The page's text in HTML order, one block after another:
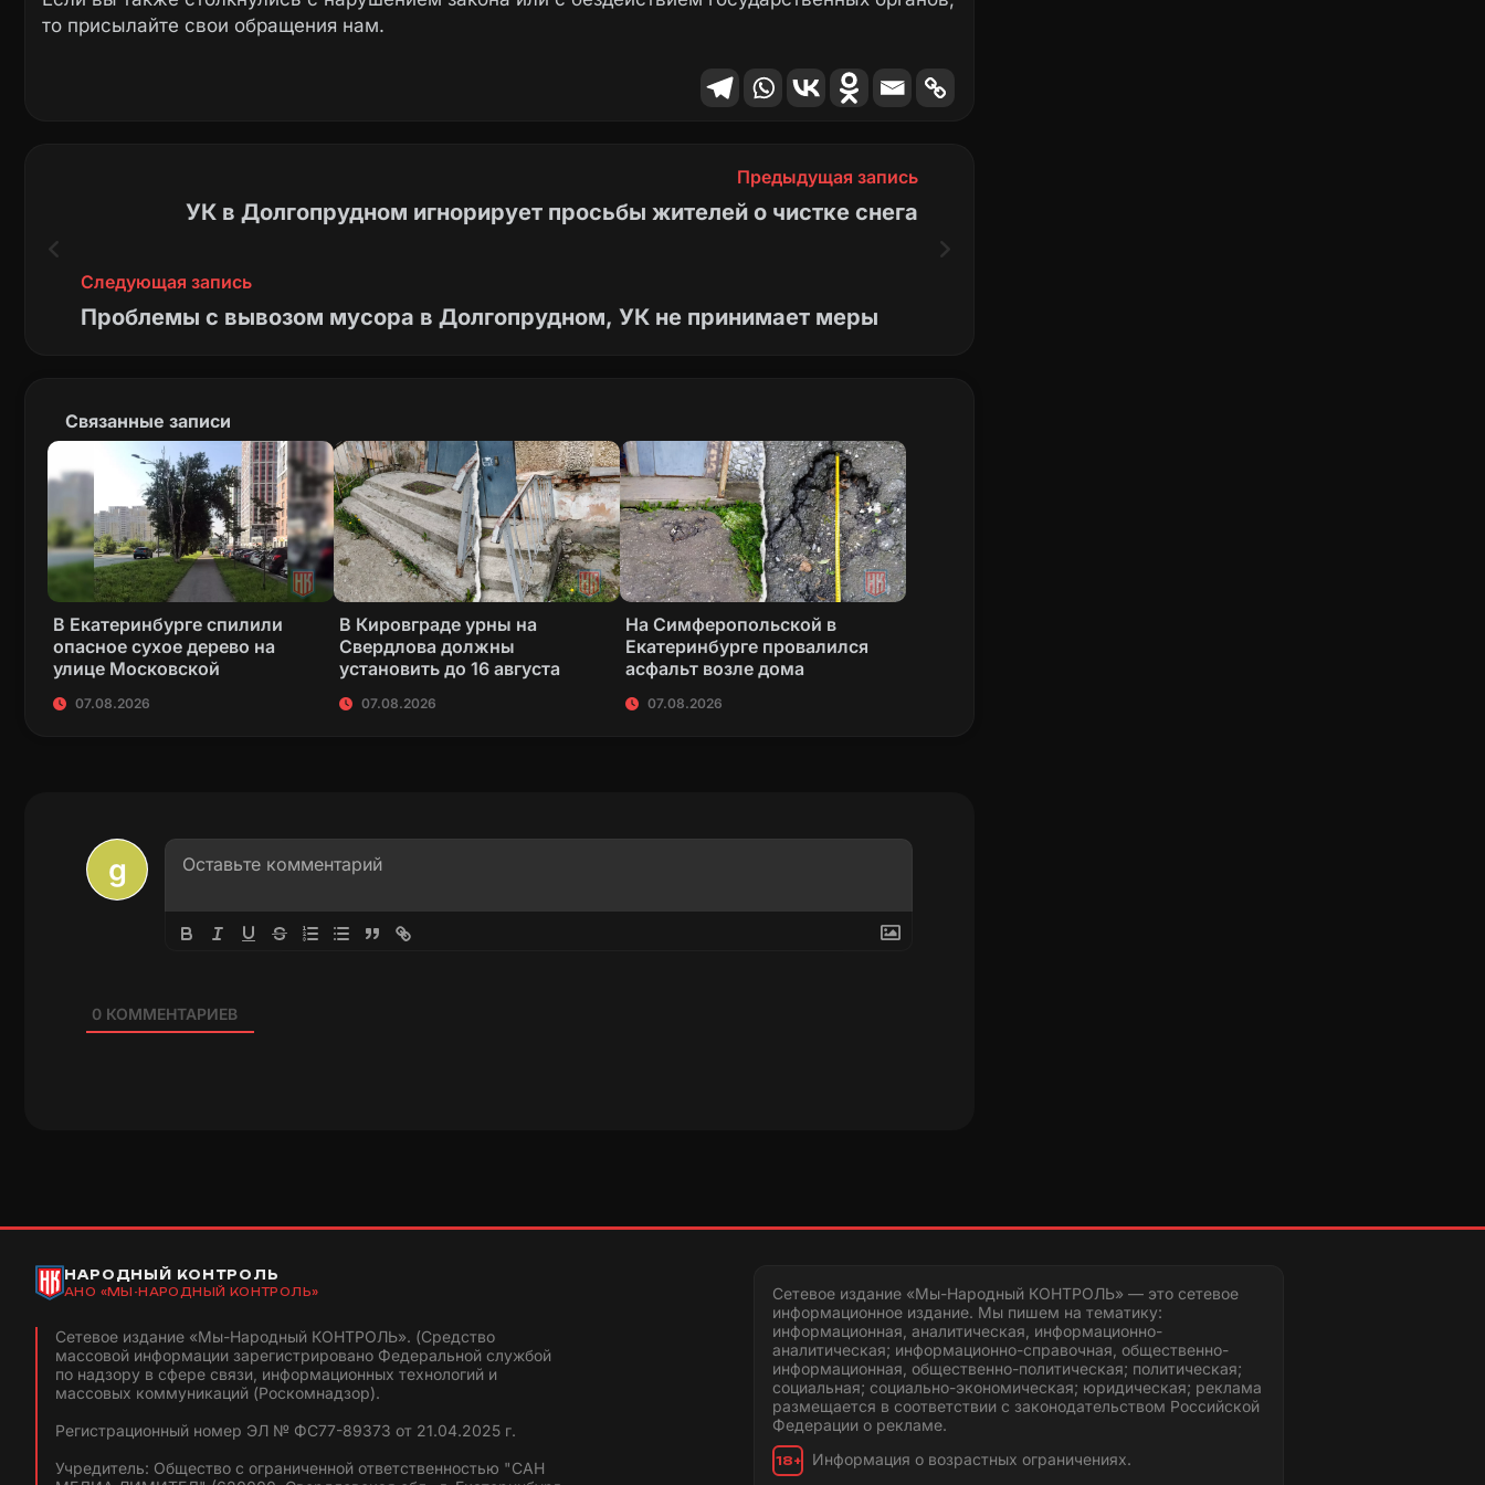
то присылайте свои обращения нам.
Предыдущая запись
УК в Долгопрудном игнорирует просьбы жителей о чистке снега
Следующая запись
Проблемы с вывозом мусора в Долгопрудном, УК не принимает меры
Связанные записи
В Екатеринбурге спилили
опасное сухое дерево на
улице Московской
07.08.2026
В Кировграде урны на
Свердлова должны
установить до 16 августа
07.08.2026
На Симферопольской в
Екатеринбурге провалился
асфальт возле дома
07.08.2026
0КОММЕНТАРИЕВ
НАРОДНЫЙ КОНТРОЛЬ
АНО «МЫ-НАРОДНЫЙ КОНТРОЛЬ»
Сетевое издание «Мы-Народный КОНТРОЛЬ». (Средство
массовой информации зарегистрировано Федеральной службой
по надзору в сфере связи, информационных технологий и
массовых коммуникаций (Роскомнадзор).
Регистрационный номер ЭЛ № ФС77-89373 от 21.04.2025 г.
Учредитель: Общество с ограниченной ответственностью "САН
Сетевое издание «Мы-Народный КОНТРОЛЬ» — это сетевое
информационное издание. Мы пишем на тематику:
информационная, аналитическая, информационно-
аналитическая; информационно-справочная, общественно-
информационная, общественно-политическая; политическая;
социальная; социально-экономическая; юридическая; реклама
размещается в соответствии с законодательством Российской
Федерации о рекламе.
18+ Информация о возрастных ограничениях.